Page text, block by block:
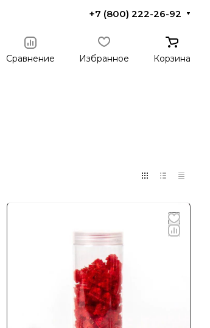
+7 (800) 222-26-92
Сравнение Избранное Корзина